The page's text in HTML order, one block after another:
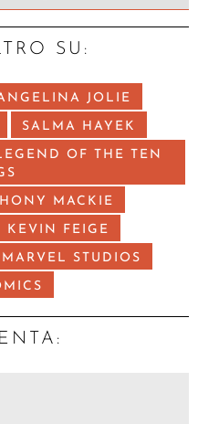
SU:
JOLIE
SALMA HAYEK
OF THE TEN
MACKIE
KEVIN FEIGE
MARVEL STUDIOS